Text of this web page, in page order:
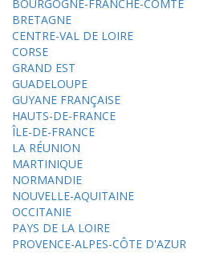
BOURGOGNE-FRANCHE-COMTÉ
BRETAGNE
CENTRE-VAL DE LOIRE
CORSE
GRAND EST
GUADELOUPE
GUYANE FRANÇAISE
HAUTS-DE-FRANCE
ÎLE-DE-FRANCE
LA RÉUNION
MARTINIQUE
NORMANDIE
NOUVELLE-AQUITAINE
OCCITANIE
PAYS DE LA LOIRE
PROVENCE-ALPES-CÔTE D'AZUR